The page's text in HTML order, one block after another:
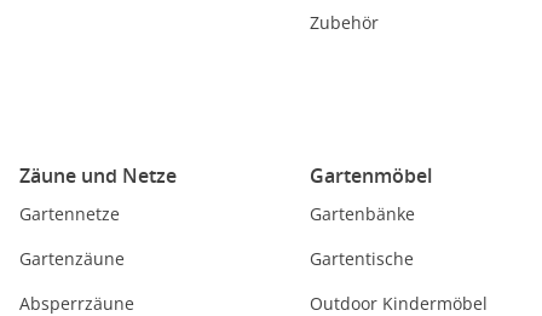
Zubehör
Zäune und Netze
Gartennetze
Gartenzäune
Absperrzäune
Gartenmöbel
Gartenbänke
Gartentische
Outdoor Kindermöbel